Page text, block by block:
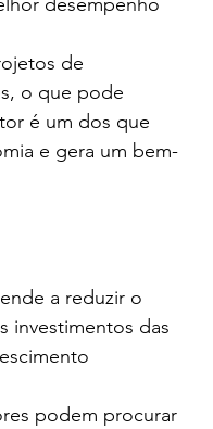
de
o que pode
é um dos que
e gera um bem-
a reduzir o
investimentos das
podem procurar